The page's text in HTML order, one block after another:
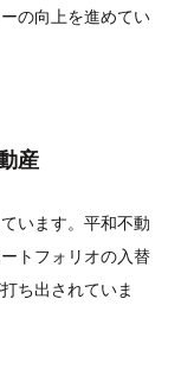
の向上を進めてい
産
います。平和不動
トフォリオの入替
ち出されていま